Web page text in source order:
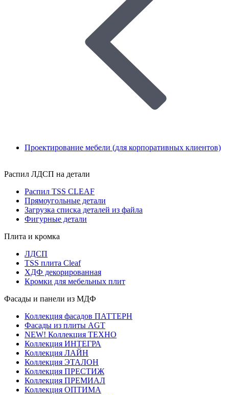
Проектирование мебели (для корпоративных клиентов)
Распил ЛДСП на детали
Распил TSS CLEAF
Прямоугольные детали
Загрузка списка деталей из файла
Фигурные детали
Плита и кромка
ЛДСП
TSS плита Cleaf
ХДФ декорированная
Кромки для мебельных плит
Фасады и панели из МДФ
Коллекция фасадов ПАТТЕРН
Фасады из плиты AGT
NEW! Коллекция ТЕХНО
Коллекция ИНТЕГРА
Коллекция ЛАЙН
Коллекция ЭТАЛОН
Коллекция ПРЕСТИЖ
Коллекция ПРЕМИАЛ
Коллекция ОПТИМА